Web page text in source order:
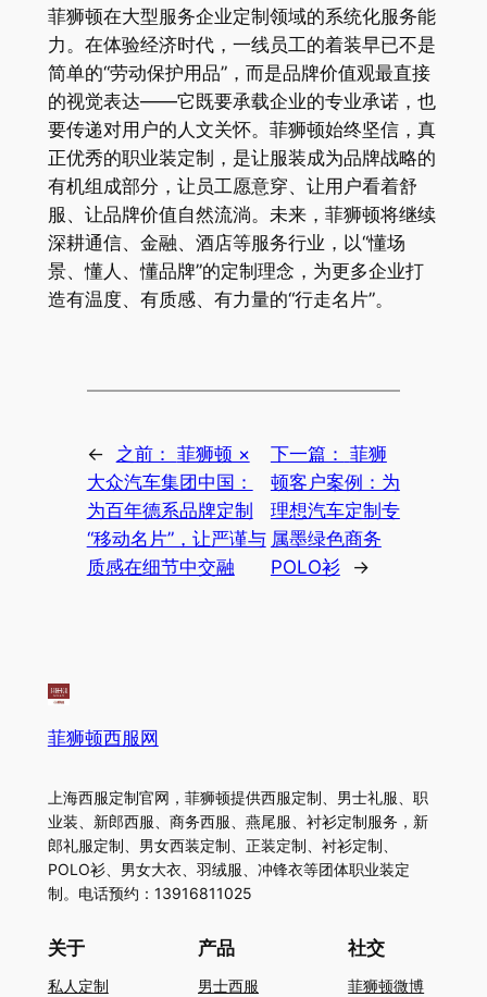
菲狮顿在大型服务企业定制领域的系统化服务能
力。在体验经济时代，一线员工的着装早已不是
简单的“劳动保护用品”，而是品牌价值观最直接
的视觉表达——它既要承载企业的专业承诺，也
要传递对用户的人文关怀。菲狮顿始终坚信，真
正优秀的职业装定制，是让服装成为品牌战略的
有机组成部分，让员工愿意穿、让用户看着舒
服、让品牌价值自然流淌。未来，菲狮顿将继续
深耕通信、金融、酒店等服务行业，以“懂场
景、懂人、懂品牌”的定制理念，为更多企业打
造有温度、有质感、有力量的“行走名片”。
← 之前： 菲狮顿 ×
大众汽车集团中国：
为百年德系品牌定制
“移动名片”，让严谨与
质感在细节中交融
下一篇： 菲狮
顿客户案例：为
理想汽车定制专
属墨绿色商务
POLO衫
→
菲狮顿西服网
上海西服定制官网，菲狮顿提供西服定制、男士礼服、职
业装、新郎西服、商务西服、燕尾服、衬衫定制服务，新
郎礼服定制、男女西装定制、正装定制、衬衫定制、
POLO衫、男女大衣、羽绒服、冲锋衣等团体职业装定
制。电话预约：13916811025
关于
私人定制
产品
男士西服
社交
菲狮顿微博